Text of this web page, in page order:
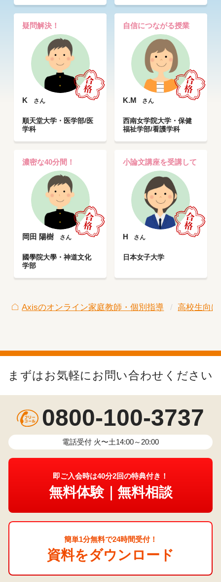
疑問解決！
K さん
順天堂大学・医学部/医
学科
自信につながる授業
K.M さん
西南女学院大学・保健
福祉学部/看護学科
濃密な40分間！
岡田 陽樹 さん
國學院大學・神道文化
学部
小論文講座を受講して
H さん
日本女子大学
Axisのオンライン家庭教師・個別指導 高校生向け
まずはお気軽にお問い合わせください
0800-100-3737
電話受付 火〜土14:00～20:00
即ご入会時は40分2回の特典付き！
無料体験｜無料相談
簡単1分無料で24時間受付！
資料をダウンロード